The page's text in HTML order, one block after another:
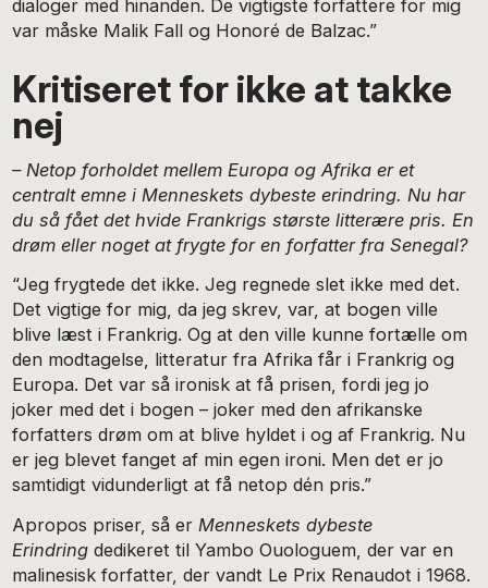
dialoger med hinanden. De vigtigste forfattere for mig
var måske Malik Fall og Honoré de Balzac.”
Kritiseret for ikke at takke
nej
– Netop forholdet mellem Europa og Afrika er et
centralt emne i Menneskets dybeste erindring. Nu har
du så fået det hvide Frankrigs største litterære pris. En
drøm eller noget at frygte for en forfatter fra Senegal?
“Jeg frygtede det ikke. Jeg regnede slet ikke med det.
Det vigtige for mig, da jeg skrev, var, at bogen ville
blive læst i Frankrig. Og at den ville kunne fortælle om
den modtagelse, litteratur fra Afrika får i Frankrig og
Europa. Det var så ironisk at få prisen, fordi jeg jo
joker med det i bogen – joker med den afrikanske
forfatters drøm om at blive hyldet i og af Frankrig. Nu
er jeg blevet fanget af min egen ironi. Men det er jo
samtidigt vidunderligt at få netop dén pris.”
Apropos priser, så erMenneskets dybeste
Erindring dedikeret til Yambo Ouologuem, der var en
malinesisk forfatter, der vandt Le Prix Renaudot i 1968.